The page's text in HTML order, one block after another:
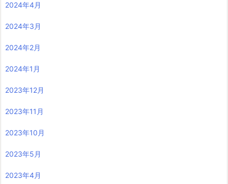
2024年4月
2024年3月
2024年2月
2024年1月
2023年12月
2023年11月
2023年10月
2023年5月
2023年4月